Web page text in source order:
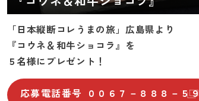
「日本縦断コレうまの旅」広島県より
『コウネ＆和牛ショコラ』を
５名様にプレゼント！
応募電話番号 ００６７－８８８－５９